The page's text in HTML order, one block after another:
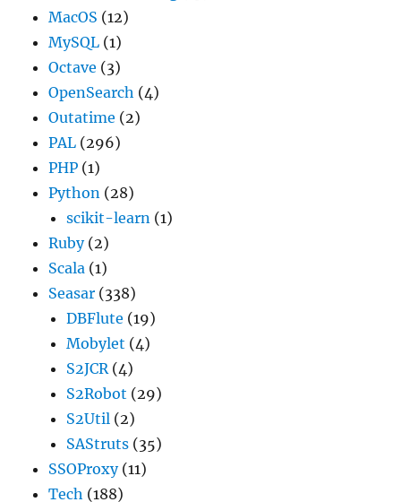
MacOS (12)
MySQL (1)
Octave (3)
OpenSearch (4)
Outatime (2)
PAL (296)
PHP (1)
Python (28)
scikit-learn (1)
Ruby(2)
Scala (1)
Seasar (338)
DBFlute (19)
Mobylet (4)
S2JCR(4)
S2Robot (29)
S2Util (2)
SAStruts (35)
SSOProxy(11)
Tech (188)